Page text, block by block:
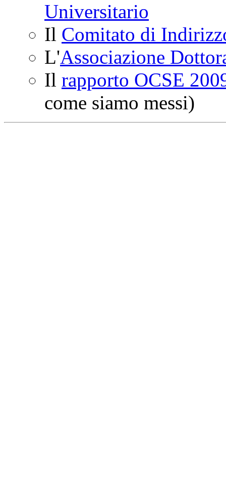
Universitario
Il Comitato di
L'Associazione
Il rapporto OCSE
come siamo messi)